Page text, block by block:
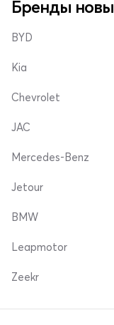
Бренды
BYD
Kia
Chevrolet
JAC
Mercedes-Benz
Jetour
BMW
Leapmotor
Zeekr